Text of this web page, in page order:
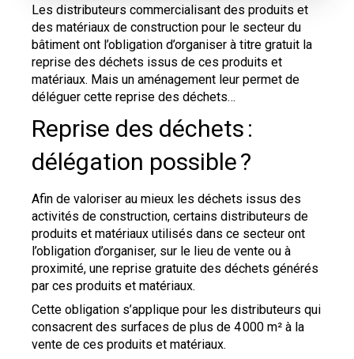
Les distributeurs commercialisant des produits et
des matériaux de construction pour le secteur du
bâtiment ont l’obligation d’organiser à titre gratuit la
reprise des déchets issus de ces produits et
matériaux. Mais un aménagement leur permet de
déléguer cette reprise des déchets…
Reprise des déchets :
délégation possible ?
Afin de valoriser au mieux les déchets issus des
activités de construction, certains distributeurs de
produits et matériaux utilisés dans ce secteur ont
l’obligation d’organiser, sur le lieu de vente ou à
proximité, une reprise gratuite des déchets générés
par ces produits et matériaux.
Cette obligation s’applique pour les distributeurs qui
consacrent des surfaces de plus de 4 000 m² à la
vente de ces produits et matériaux.